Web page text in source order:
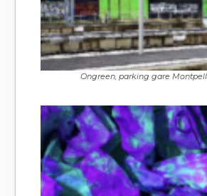
Ongreen, parking gare